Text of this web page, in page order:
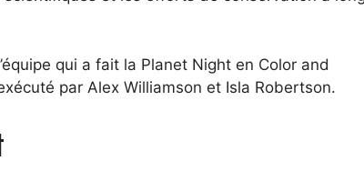
qui a fait la Planet Night en Color and
par Alex Williamson et Isla Robertson.